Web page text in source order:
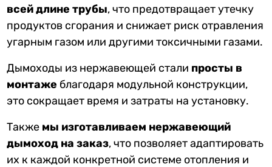
всей длине трубы, что предотвращает утечку
продуктов сгорания и снижает риск отравления
угарным газом или другими токсичными газами.
Дымоходы из нержавеющей стали просты в
монтаже благодаря модульной конструкции,
это сокращает время и затраты на установку.
Также мы изготавливаем нержавеющий
дымоход на заказ, что позволяет адаптировать
их к каждой конкретной системе отопления и